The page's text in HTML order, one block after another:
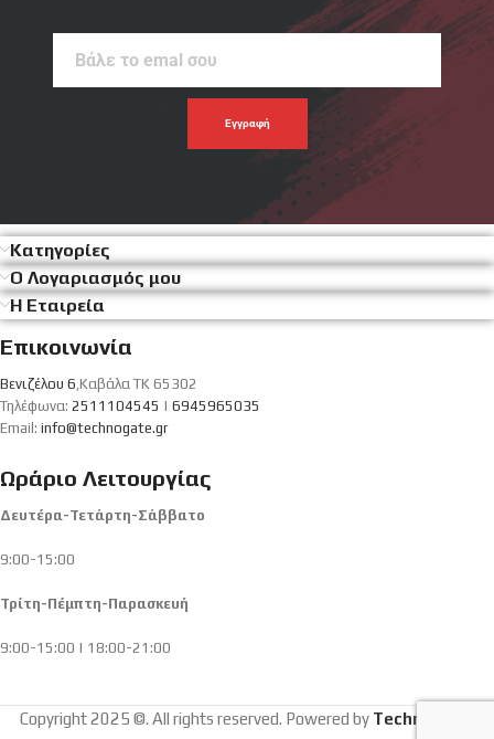
Κατηγορίες
Ο Λογαριασμός μου
Η Εταιρεία
Επικοινωνία
Βενιζέλου 6,Καβάλα ΤΚ 65302
Τηλέφωνα: 2511104545 | 6945965035
Email: info@technogate.gr
Ωράριο Λειτουργίας
Δευτέρα-Τετάρτη-Σάββατο
9:00-15:00
Τρίτη-Πέμπτη-Παρασκευή
9:00-15:00 | 18:00-21:00
Copyright 2025 ©. All rights reserved. Powered by Technogate